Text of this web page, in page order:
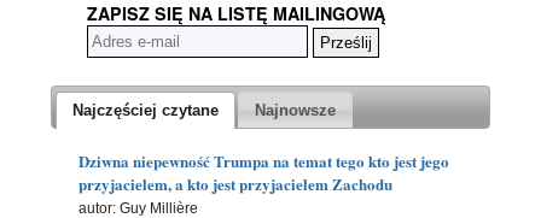
ZAPISZ SIĘ NA LISTĘ MAILINGOWĄ
Najczęściej czytane Najnowsze
Dziwna niepewność Trumpa na temat tego kto jest jego
przyjacielem, a kto jest przyjacielem Zachodu
autor: Guy Millière